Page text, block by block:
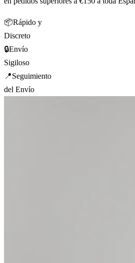
📦Rápido y
Discreto
🔒Envío
Sigiloso
📍Seguimiento
del Envío